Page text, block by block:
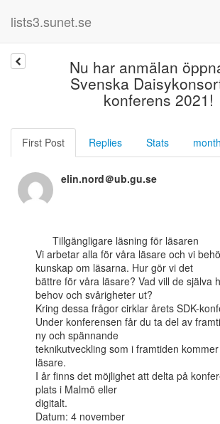
lists3.sunet.se
Nu har anmälan
Svenska
konferens 2021!
First Post Replies Stats month
elin.nord＠ub.gu.se
Vi arbetar alla för våra läsare och vi
kunskap om läsarna. Hur gör vi det
bättre för våra läsare? Vad vill de själva
behov och svårigheter ut?
Kring dessa frågor cirklar årets SDK-
Under konferensen får du ta del av
ny och spännande
teknikutveckling som i framtiden
läsare.
I år finns det möjlighet att delta på
plats i Malmö eller
digitalt.
Datum: 4 november